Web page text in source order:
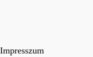
Impresszum